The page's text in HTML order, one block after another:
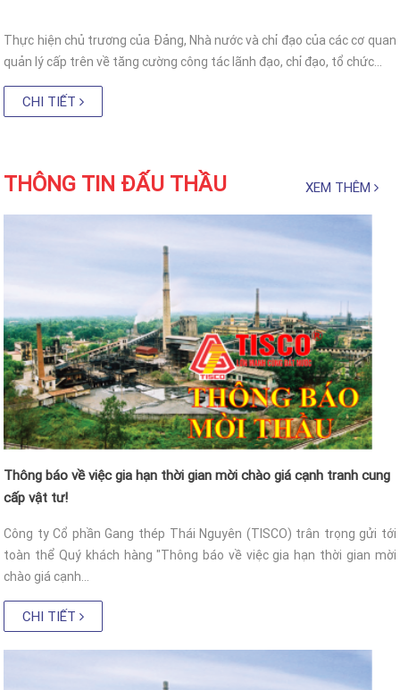
Thực hiện chủ trương của Đảng, Nhà nước và chỉ đạo của các cơ quan
quản lý cấp trên về tăng cường công tác lãnh đạo, chỉ đạo, tổ chức...
CHI TIẾT
THÔNG TIN ĐẤU THẦU XEM THÊM
Thông báo về việc gia hạn thời gian mời chào giá cạnh tranh cung
cấp vật tư!
Công ty Cổ phần Gang thép Thái Nguyên (TISCO) trân trọng gửi tới
toàn thể Quý khách hàng "Thông báo về việc gia hạn thời gian mời
chào giá cạnh...
CHI TIẾT